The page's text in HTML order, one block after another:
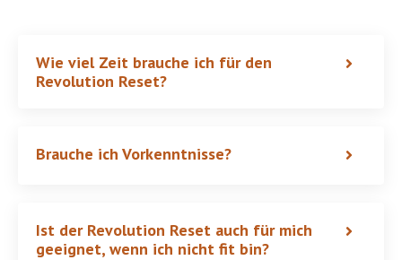
Wie viel Zeit brauche ich für den
Revolution Reset?
Brauche ich Vorkenntnisse?
Ist der Revolution Reset auch für mich
geeignet, wenn ich nicht fit bin?